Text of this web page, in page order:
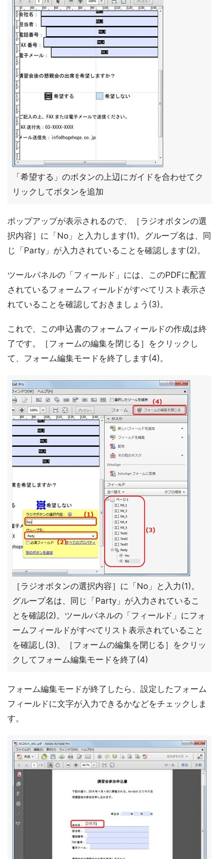
「希望する」のボタンの上辺にガイドを合わせてク
リックしてボタンを追加
ポップアップが表示されるので、［ラジオボタンの選
択内容］に「No」と入力します(1)。グループ名は、同
じ「Party」が入力されていることを確認します(2)。
ツールパネルの「フィールド」には、このPDFに配置
されているフォームフィールドがすべてリスト表示さ
れていることを確認しておきましょう(3)。
これで、この申込書のフォームフィールドの作成は終
了です。［フォームの編集を閉じる］をクリックし
て、フォーム編集モードを終了します(4)。
［ラジオボタンの選択内容］に「No」と入力(1)。
グループ名は、同じ「Party」が入力されているこ
とを確認(2)。ツールパネルの「フィールド」にフォ
ームフィールドがすべてリスト表示されていること
を確認し(3)、［フォームの編集を閉じる］をクリッ
クしてフォーム編集モードを終了(4)
フォーム編集モードが終了したら、設定したフォーム
フィールドに文字が入力できるかなどをチェックしま
す。